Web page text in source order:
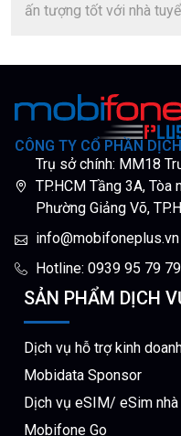
ấn tượng tốt với nhà
CÔNG TY CỔ PHẦN
Trụ sở chính: MM18
TP.HCM Tầng 3A, Tòa
Phường Giảng Võ,
info@mobifoneplus.vn
Hotline: 0939 95 79 79
SẢN PHẨM DỊCH
Dịch vụ hỗ trợ kinh
Mobidata Sponsor
Dịch vụ eSIM/ eSim
Mobifone Go